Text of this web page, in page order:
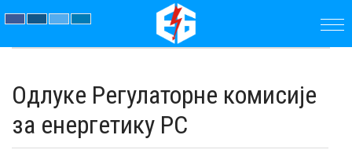
ПРЕДУЗЕЋЕ
ПАРАМЕТРИ
Одлуке Регулаторне комисије
за енергетику РС